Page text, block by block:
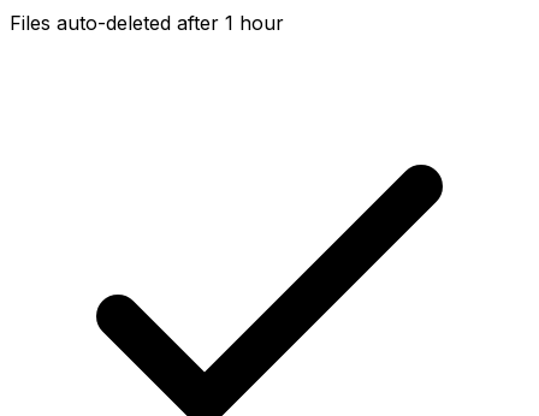
Files auto-deleted after 1 hour